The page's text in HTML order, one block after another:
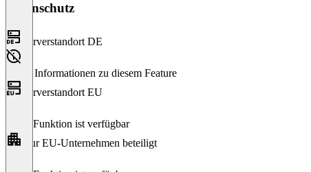
Datenschutz
Serverstandort DE
Keine Informationen zu diesem Feature
Serverstandort EU
Diese Funktion ist verfügbar
Nur EU-Unternehmen beteiligt